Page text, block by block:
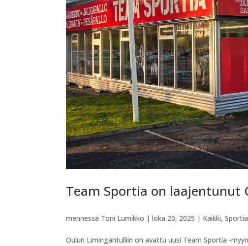
Team Sportia on laajentunut
mennessä Toni Lumikko |loka 20, 2025 | Kaikki,Sportia
Oulun Limingantulliin on avattu uusi Team Sportia -